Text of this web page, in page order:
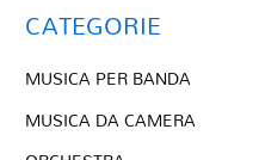
CATEGORIE
MUSICA PER BANDA
MUSICA DA CAMERA